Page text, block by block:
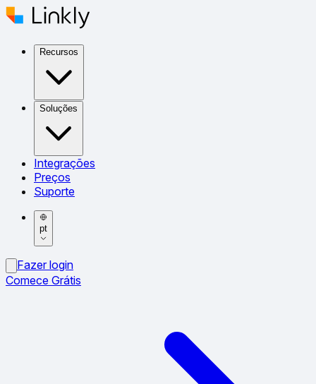
Recursos
Soluções
Integrações
Preços
Suporte
pt
Fazer login
Comece Grátis